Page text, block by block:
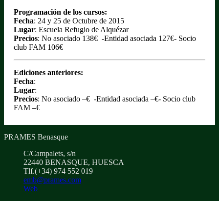
Programación de los cursos:
Fecha: 24 y 25 de Octubre de 2015
Lugar: Escuela Refugio de Alquézar
Precios: No asociado 138€ -Entidad asociada 127€- Socio
club FAM 106€
Ediciones anteriores:
Fecha:
Lugar:
Precios: No asociado –€ -Entidad asociada –€- Socio club
FAM –€
PRAMES Benasque
C/Campalets, s/n
22440 BENASQUE, HUESCA
Tlf.(+34) 974 552 019
emb@prames.com
Web